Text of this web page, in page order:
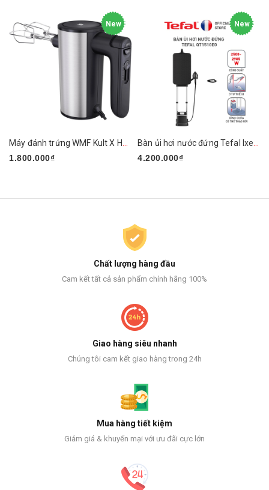
New
1.800.000₫
New
4.200.000₫
Chất lượng hàng đầu
Cam kết tất cả sản phẩm chính hãng 100%
Giao hàng siêu nhanh
Chúng tôi cam kết giao hàng trong 24h
Mua hàng tiết kiệm
Giảm giá & khuyến mại với ưu đãi cực lớn